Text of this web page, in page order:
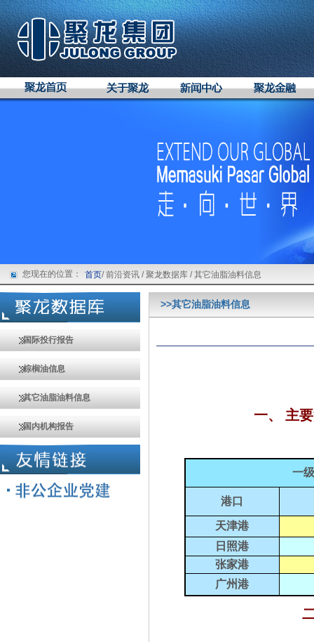
您现在的位置： 首页/ 前沿资讯 / 聚龙数据库 / 其它油脂油料信息
国际投行报告
棕榈油信息
其它油脂油料信息
国内机构报告
>>其它油脂油料信息
一、 主要
一
港口
天津港
日照港
张家港
广州港